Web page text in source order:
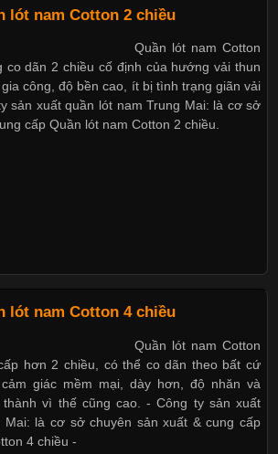
Gì Đặc Biệt Trong Ngành Thời Trang?
Liệu Co Giãn Được Ưa Chuộng Trong
Xu Hướng Mới Trong Ngành Thời Trang
nhật 2026-05-21 14:59:25
đây, vải Bamboo đang trở thành một
được yêu thích trong ngành thời trang
thoáng khí và thân thiện với môi trường.
dụng trong quần áo thường ngày, loại vải
trang trẻ và quần lót nam giá sỉ
quần lót nam thông dụng hiện nay
tập quần lót nam Boxer TpHCM
lót nam boxer thun lạnh
lót nam Cotton 2 chiều
Quần lót nam Cotton
co dãn 2 chiều cố định của hướng vải thun
công, độ bền cao, ít bị tình trạng giãn vải
sản xuất quần lót nam Trung Mai: là cơ sở
cấp Quần lót nam Cotton 2 chiều.
lót nam Cotton 4 chiều
Quần lót nam Cotton
hơn 2 chiều, có thể co dãn theo bất cứ
giác mềm mại, dày hơn, độ nhăn và
vì thế cũng cao. - Công ty sản xuất
Mai: là cơ sở chuyên sản xuất & cung cấp
4 chiều -